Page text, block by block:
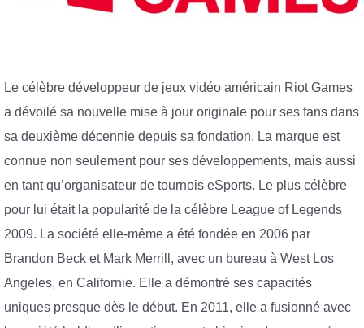
Le célèbre développeur de jeux vidéo américain Riot Games
a dévoilé sa nouvelle mise à jour originale pour ses fans dans
sa deuxième décennie depuis sa fondation. La marque est
connue non seulement pour ses développements, mais aussi
en tant qu’organisateur de tournois eSports. Le plus célèbre
pour lui était la popularité de la célèbre League of Legends
2009. La société elle-même a été fondée en 2006 par
Brandon Beck et Mark Merrill, avec un bureau à West Los
Angeles, en Californie. Elle a démontré ses capacités
uniques presque dès le début. En 2011, elle a fusionné avec